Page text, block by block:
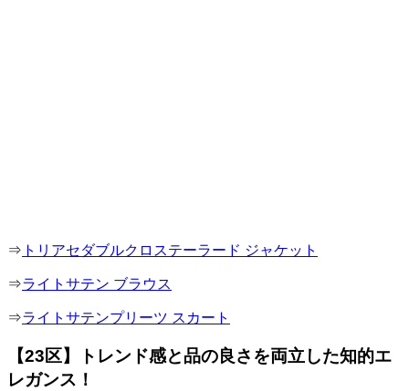
⇒ トリアセダブルクロステーラード ジャケット
⇒ライトサテン ブラウス
⇒ライトサテンプリーツ スカート
【23区】トレンド感と品の良さを両立した知的エ
レガンス！